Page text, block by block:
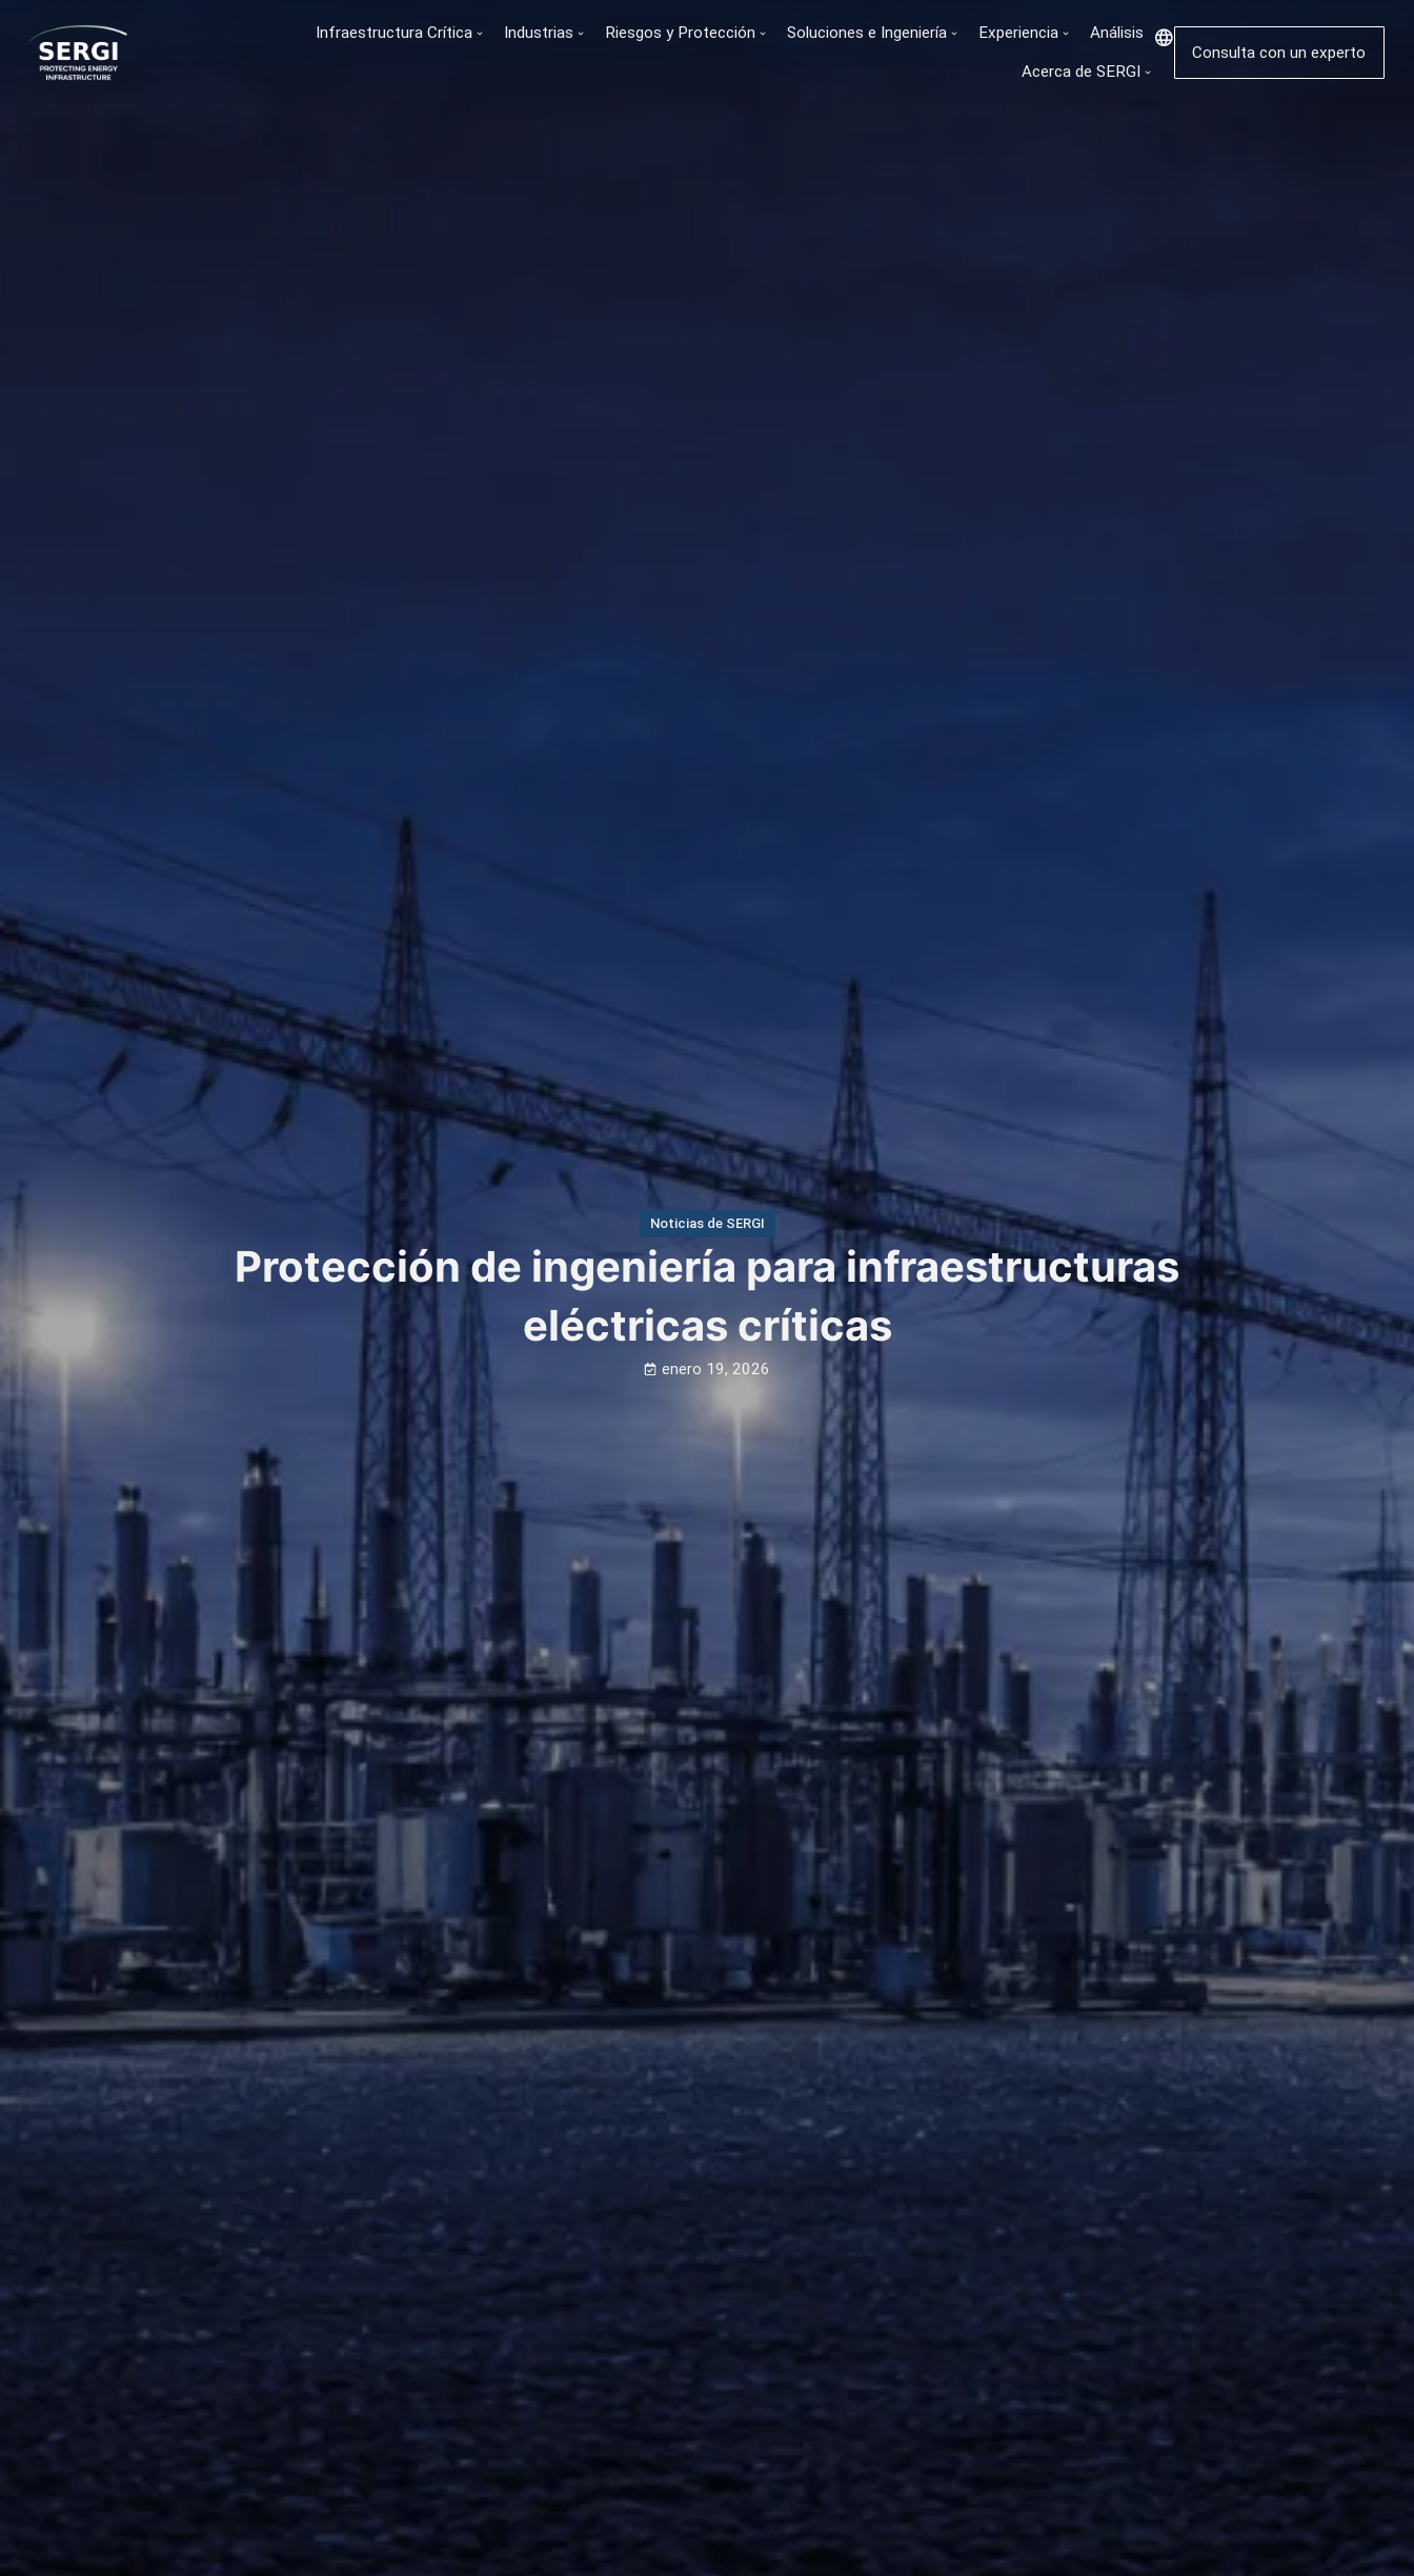
Infraestructura Crítica Industrias Riesgos y Protección Soluciones e Ingeniería Experiencia Análisis
Acerca de SERGI
Consulta con un experto
Noticias de SERGI
Protección de ingeniería para infraestructuras
eléctricas críticas
enero 19, 2026